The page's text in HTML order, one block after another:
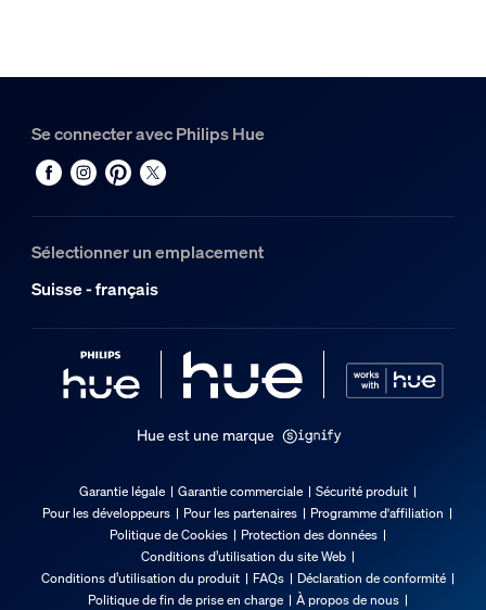
Se connecter avec Philips Hue
Sélectionner un emplacement
Suisse - français
Hue est une marque
Garantie légale Garantie commerciale
Sécurité produit
Pour les développeurs
Pour les partenaires
Programme d'affiliation
Politique de Cookies
Protection des données
Conditions d’utilisation du site Web
Conditions d’utilisation du produit
FAQs
Déclaration de conformité
Politique de fin de prise en charge
À propos de nous